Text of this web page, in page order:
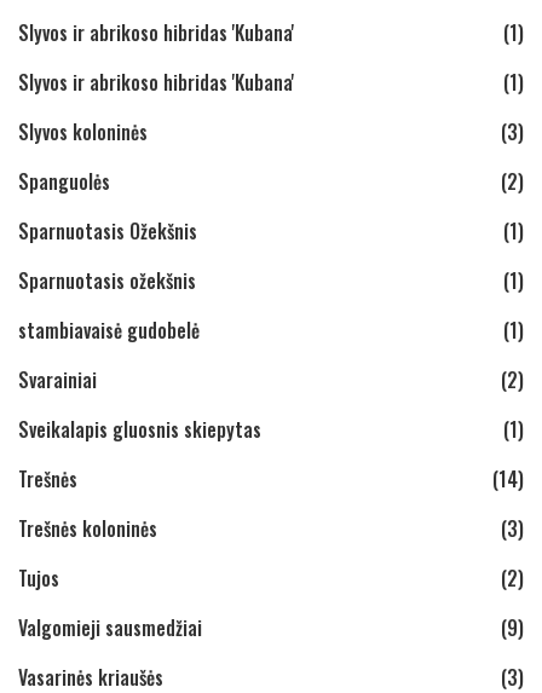
Slyvos ir abrikoso hibridas 'Kubana'
(1)
Slyvos ir abrikoso hibridas 'Kubana'
(1)
Slyvos koloninės
(3)
Spanguolės
(2)
Sparnuotasis Ožekšnis
(1)
Sparnuotasis ožekšnis
(1)
stambiavaisė gudobelė
(1)
Svarainiai
(2)
Sveikalapis gluosnis skiepytas
(1)
Trešnės
(14)
Trešnės koloninės
(3)
Tujos
(2)
Valgomieji sausmedžiai
(9)
Vasarinės kriaušės
(3)